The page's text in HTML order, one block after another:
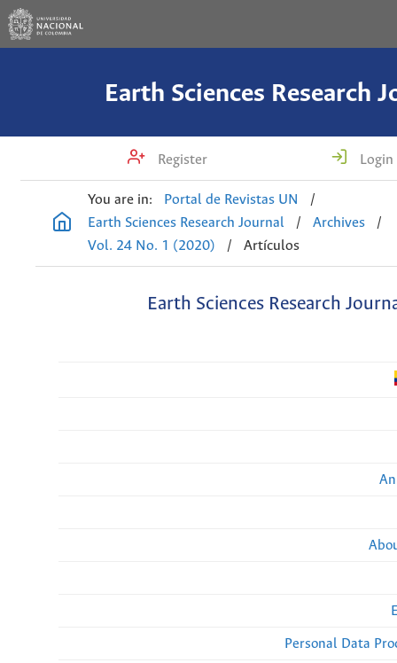
Earth Sciences Research
Register Login
You are in: Portal de Revistas UN
/
Earth Sciences Research Journal
/ Archives
/
Vol. 24 No. 1 (2020)
/ Artículos
Earth Sciences Research
Personal Data